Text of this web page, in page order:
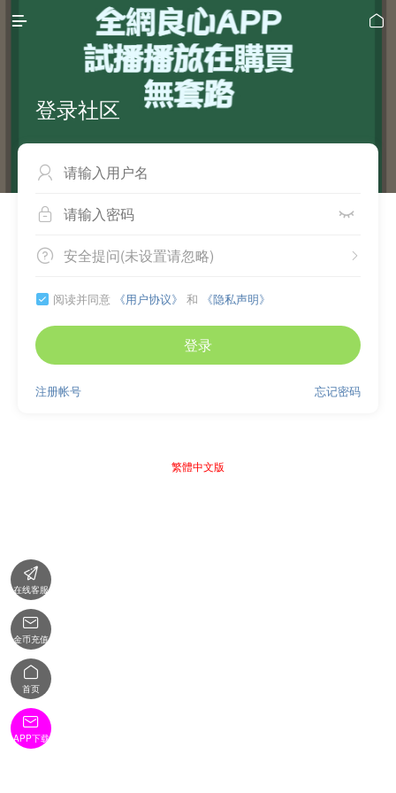
 
登录社区

 
 
安全提问(未设置请忽略)
 阅读并同意 《用户协议》 和 《隐私声明》
登录
忘记密码
注册帐号
繁體中文版

在线客服

金币充值

首页

APP下载